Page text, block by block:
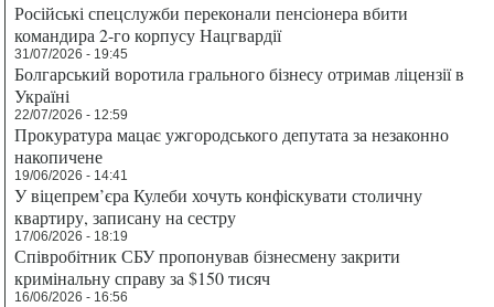
Російські спецслужби переконали пенсіонера вбити
командира 2-го корпусу Нацгвардії
31/07/2026 - 19:45
Болгарський воротила грального бізнесу отримав ліцензії в
Україні
22/07/2026 - 12:59
Прокуратура мацає ужгородського депутата за незаконно
накопичене
19/06/2026 - 14:41
У віцепрем’єра Кулеби хочуть конфіскувати столичну
квартиру, записану на сестру
17/06/2026 - 18:19
Співробітник СБУ пропонував бізнесмену закрити
кримінальну справу за $150 тисяч
16/06/2026 - 16:56